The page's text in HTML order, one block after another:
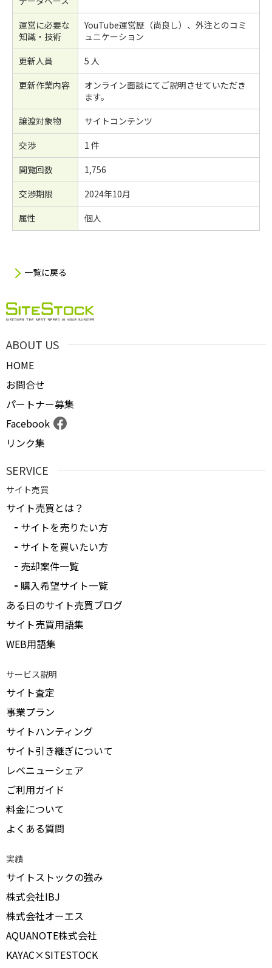
運営に必要な
知識・技術
YouTube運営歴（尚良し）、外注とのコミ
ュニケーション
更新人員
5 人
更新作業内容
オンライン面談にてご説明させていただき
ます。
譲渡対象物
サイトコンテンツ
交渉
1 件
閲覧回数
1,756
交渉期限
2024年10月
属性
個人
一覧に戻る
ABOUT US
HOME
お問合せ
パートナー募集
Facebook
リンク集
SERVICE
サイト売買
サイト売買とは？
サイトを売りたい方
サイトを買いたい方
売却案件一覧
購入希望サイト一覧
ある日のサイト売買ブログ
サイト売買用語集
WEB用語集
サービス説明
サイト査定
事業プラン
サイトハンティング
サイト引き継ぎについて
レベニューシェア
ご利用ガイド
料金について
よくある質問
実績
サイトストックの強み
株式会社IBJ
株式会社オーエス
AQUANOTE株式会社
KAYAC×SITESTOCK